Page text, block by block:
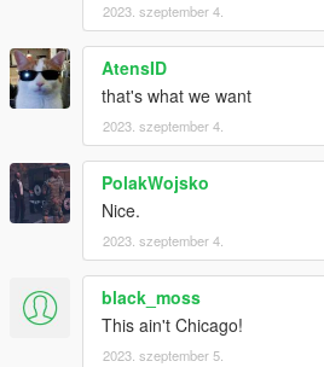
2023. szeptember 4.
AtensID
that's what we want
2023. szeptember 4.
PolakWojsko
Nice.
2023. szeptember 4.
black_moss
This ain't Chicago!
2023. szeptember 5.